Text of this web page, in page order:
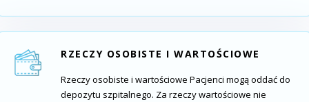
RZECZY OSOBISTE I WARTOŚCIOWE
Rzeczy osobiste i wartościowe Pacjenci mogą oddać do
depozytu szpitalnego. Za rzeczy wartościowe nie